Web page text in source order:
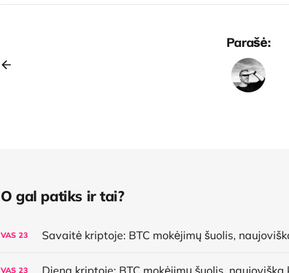
Parašė:
O gal patiks ir tai?
VAS 23
VAS 23